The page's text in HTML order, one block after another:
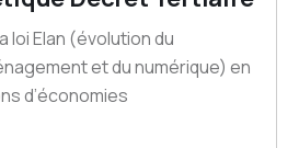
loi Elan (évolution du
et du numérique) en
d’économies